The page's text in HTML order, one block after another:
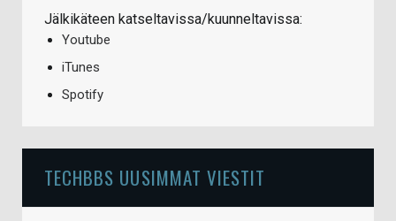
Jälkikäteen katseltavissa/kuunneltavissa:
Youtube
iTunes
Spotify
TECHBBS UUSIMMAT VIESTIT